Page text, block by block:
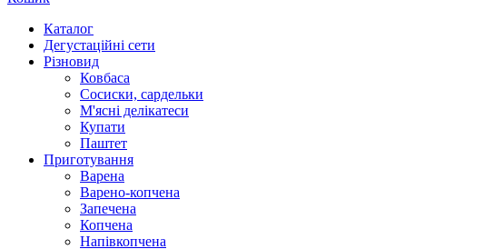
Каталог
Дегустаційні сети
Різновид
Ковбаса
Сосиски, сардельки
М'ясні делікатеси
Купати
Паштет
Приготування
Варена
Варено-копчена
Запечена
Копчена
Напівкопчена